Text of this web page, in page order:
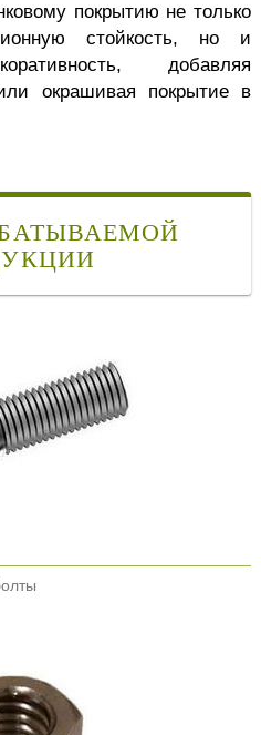
покрытию не только
стойкость, но и
добавляя
окрашивая покрытие в